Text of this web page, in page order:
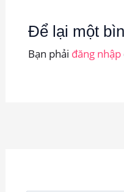
Để lại một
Bạn phải đăng nhập